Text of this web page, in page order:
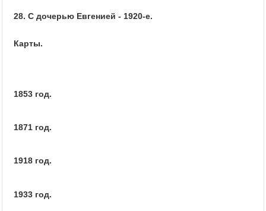
28. С дочерью Евгенией - 1920-е.
Карты.
1853 год.
1871 год.
1918 год.
1933 год.